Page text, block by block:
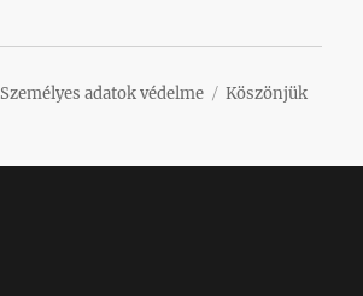
Személyes adatok védelme
Köszönjük